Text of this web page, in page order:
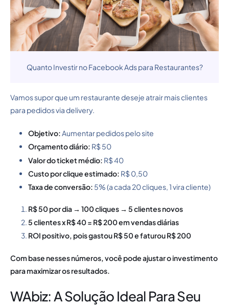
Quanto Investir no Facebook Ads para Restaurantes?
Vamos supor que um restaurante deseje atrair mais clientes
para pedidos via delivery.
Objetivo:Aumentar pedidos pelo site
Orçamento diário: R$ 50
Valor do ticket médio: R$ 40
Custo por clique estimado: R$ 0,50
Taxa de conversão: 5% (a cada 20 cliques, 1 vira cliente)
R$ 50 por dia → 100 cliques → 5 clientes novos
5 clientes x R$ 40 = R$ 200 em vendas diárias
ROI positivo, pois gastou R$ 50 e faturou R$ 200
Com base nesses números, você pode ajustar o investimento
para maximizar os resultados.
WAbiz: A Solução Ideal Para Seu